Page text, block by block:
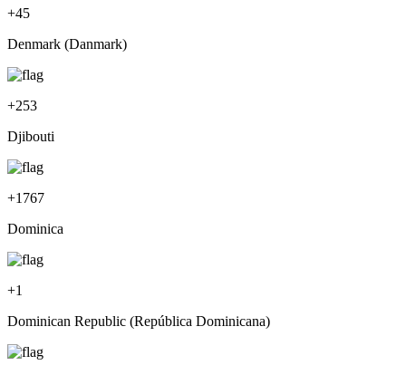
+45
Denmark (Danmark)
+253
Djibouti
+1767
Dominica
+1
Dominican Republic (República Dominicana)